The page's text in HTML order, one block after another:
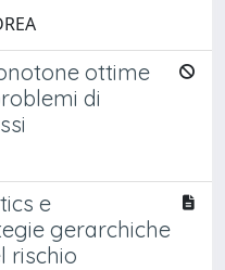
ottime
di
e
gerarchiche
rischio